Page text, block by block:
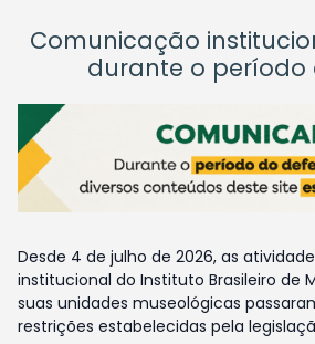
Comunicação
durante o período
Desde 4 de julho de 2026, as
institucional do Instituto Brasileiro de
suas unidades museológicas
restrições estabelecidas pela